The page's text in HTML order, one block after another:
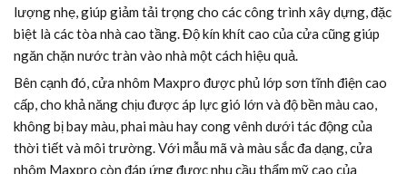
lượng nhẹ, giúp giảm tải trọng cho các công trình xây dựng, đặc
biệt là các tòa nhà cao tầng. Độ kín khít cao của cửa cũng giúp
ngăn chặn nước tràn vào nhà một cách hiệu quả.
Bên cạnh đó, cửa nhôm Maxpro được phủ lớp sơn tĩnh điện cao
cấp, cho khả năng chịu được áp lực gió lớn và độ bền màu cao,
không bị bay màu, phai màu hay cong vênh dưới tác động của
thời tiết và môi trường. Với mẫu mã và màu sắc đa dạng, cửa
nhôm Maxpro còn đáp ứng được nhu cầu thẩm mỹ cao của